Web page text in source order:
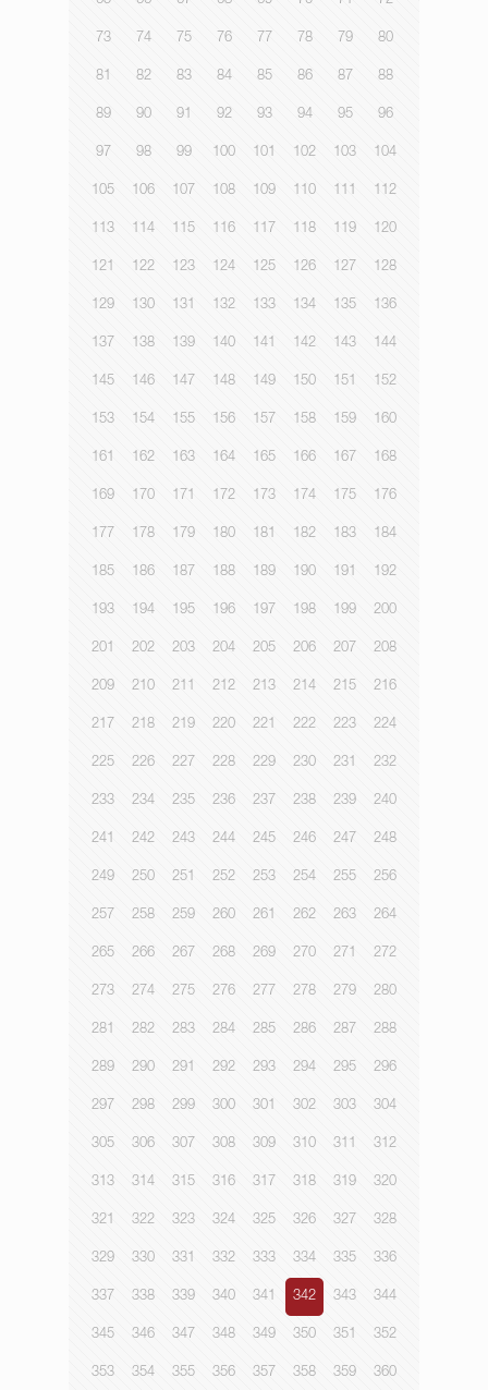
73 74 75 76 77 78 79 80
81 82 83 84 85 86 87 88
89 90 91 92 93 94 95 96
97 98 99 100 101 102 103 104
105 106 107 108 109 110 111 112
113 114 115 116 117 118 119 120
121 122 123 124 125 126 127 128
129 130 131 132 133 134 135 136
137 138 139 140 141 142 143 144
145 146 147 148 149 150 151 152
153 154 155 156 157 158 159 160
161 162 163 164 165 166 167 168
169 170 171 172 173 174 175 176
177 178 179 180 181 182 183 184
185 186 187 188 189 190 191 192
193 194 195 196 197 198 199 200
201 202 203 204 205 206 207 208
209 210 211 212 213 214 215 216
217 218 219 220 221 222 223 224
225 226 227 228 229 230 231 232
233 234 235 236 237 238 239 240
241 242 243 244 245 246 247 248
249 250 251 252 253 254 255 256
257 258 259 260 261 262 263 264
265 266 267 268 269 270 271 272
273 274 275 276 277 278 279 280
281 282 283 284 285 286 287 288
289 290 291 292 293 294 295 296
297 298 299 300 301 302 303 304
305 306 307 308 309 310 311 312
313 314 315 316 317 318 319 320
321 322 323 324 325 326 327 328
329 330 331 332 333 334 335 336
337 338 339 340 341 342 343 344
345 346 347 348 349 350 351 352
353 354 355 356 357 358 359 360